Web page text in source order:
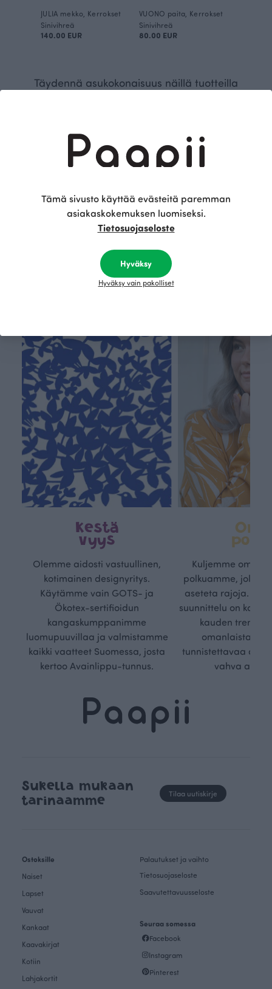
JULIA mekko, Kerrokset
Sinivihreä
140.00 EUR
VUONO paita, Kerrokset
Sinivihreä
80.00 EUR
Täydennä asukokonaisuus näillä tuotteilla
Vihreä
70.00 EUR
Kestä
vyys
Olemme aidosti vastuullinen,
kotimainen designyritys.
Käytämme vain GOTS- ja
Ökotex-sertifioidun
kangaskumppanimme
luomupuuvillaa ja valmistamme
kaikki vaatteet Suomessa, josta
kertoo Avainlippu-tunnus.
Oma
Kuljemme omaa,
polkuamme, jolla
aseteta rajoja.
suunnittelu on
kauden
omanlaista,
tunnistettavaa
vahva
Sukella mukaan
tarinaamme
Tilaa uutiskirje
Ostoksille
Naiset
Lapset
Vauvat
Kankaat
Kaavakirjat
Kotiin
Lahjakortit
Palautukset ja vaihto
Tietosuojaseloste
Saavutettavuusseloste
Seuraa somessa
Facebook
Instagram
Pinterest
Tämä sivusto käyttää evästeitä paremman
asiakaskokemuksen luomiseksi.
Tietosuojaseloste
Hyväksy
Hyväksy vain pakolliset